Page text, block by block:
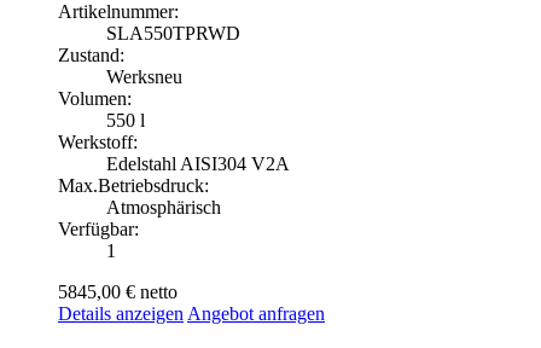
Artikelnummer:
SLA550TPRWD
Zustand:
Werksneu
Volumen:
550 l
Werkstoff:
Edelstahl AISI304 V2A
Max.Betriebsdruck:
Atmosphärisch
Verfügbar:
1
5845,00 € netto
Details anzeigen Angebot anfragen